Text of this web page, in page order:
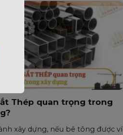
Thép quan trọng trong
xây dựng, nếu bê tông được ví